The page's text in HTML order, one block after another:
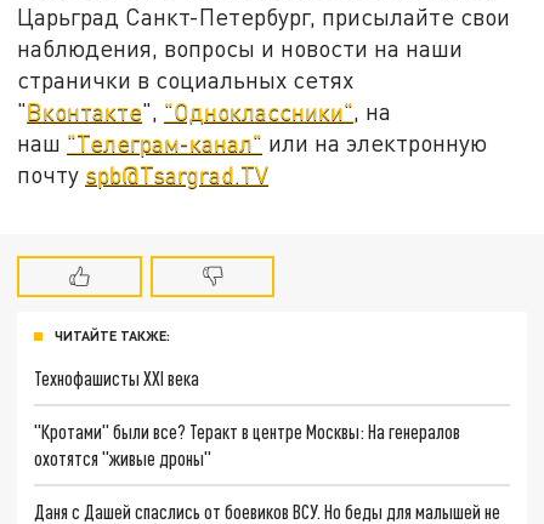
Царьград Санкт-Петербург, присылайте свои
наблюдения, вопросы и новости на наши
странички в социальных сетях
"Вконтакте", "Одноклассники" , на
наш "Телеграм-канал" или на электронную
почту spb@Tsargrad.TV
ЧИТАЙТЕ ТАКЖЕ:
Технофашисты XXI века
"Кротами" были все? Теракт в центре Москвы: На генералов
охотятся "живые дроны"
Даня с Дашей спаслись от боевиков ВСУ. Но беды для малышей не